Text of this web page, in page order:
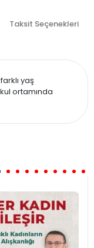
Taksit Seçenekleri
yaş
ortamında